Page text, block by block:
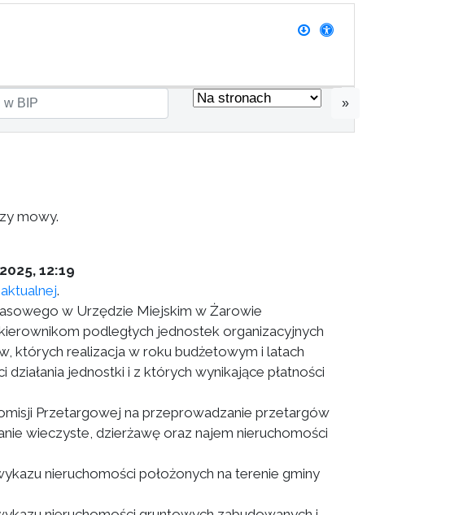
»
mowy.
12:19
.
w Urzędzie Miejskim w Żarowie
podległych jednostek organizacyjnych
których realizacja w roku budżetowym i latach
jednostki i z których wynikające płatności
Przetargowej na przeprowadzanie przetargów
wieczyste, dzierżawę oraz najem nieruchomości
nieruchomości położonych na terenie gminy